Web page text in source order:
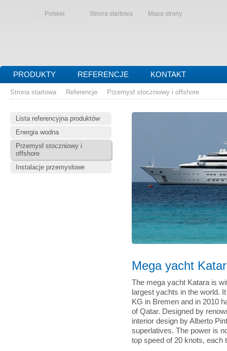
Polskie Strona startowa Mapa strony
PRODUKTY REFERENCJE KONTAKT
Strona startowa Referencje Przemysł stoczniowy i offshore
Lista referencyjna produktów
Energia wodna
Przemysł stoczniowy i
offshore
Instalacje przemysłowe
Mega yacht
The mega yacht Katara is
largest yachts in the world.
KG in Bremen and in 2010
of Qatar. Designed by
interior design by Alberto
superlatives. The power is
top speed of 20 knots, each